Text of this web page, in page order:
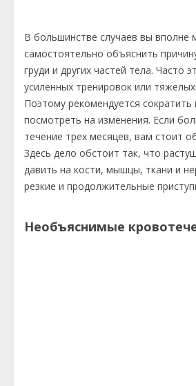
В большинстве случаев вы вполне
самостоятельно объяснить
груди и других частей тела. Часто
усиленных тренировок или тяжелых
Поэтому рекомендуется сократить
посмотреть на изменения. Если
течение трех месяцев, вам стоит
Здесь дело обстоит так, что
давить на кости, мышцы, ткани и
резкие и продолжительные
Необъяснимые